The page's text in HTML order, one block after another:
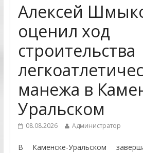
Алексей
оценил ход
строительства
манежа в
Уральском
08.08.2026 Администратор
В Каменске-Уральском